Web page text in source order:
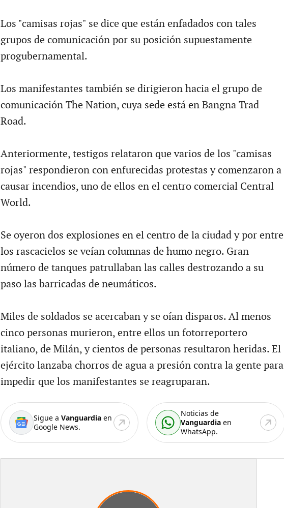
Los "camisas rojas" se dice que están enfadados con tales
grupos de comunicación por su posición supuestamente
progubernamental.
Los manifestantes también se dirigieron hacia el grupo de
comunicación The Nation, cuya sede está en Bangna Trad
Road.
Anteriormente, testigos relataron que varios de los "camisas
rojas" respondieron con enfurecidas protestas y comenzaron a
causar incendios, uno de ellos en el centro comercial Central
World.
Se oyeron dos explosiones en el centro de la ciudad y por entre
los rascacielos se veían columnas de humo negro. Gran
número de tanques patrullaban las calles destrozando a su
paso las barricadas de neumáticos.
Miles de soldados se acercaban y se oían disparos. Al menos
cinco personas murieron, entre ellos un fotorreportero
italiano, de Milán, y cientos de personas resultaron heridas. El
ejército lanzaba chorros de agua a presión contra la gente para
impedir que los manifestantes se reagruparan.
Sigue a Vanguardiaen
Google News.
Noticias de
Vanguardia en
WhatsApp.